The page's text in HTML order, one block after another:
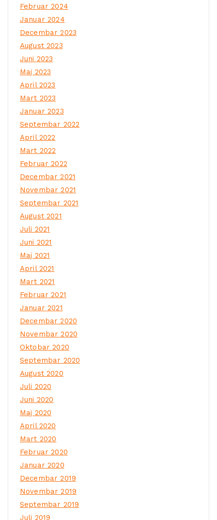
Februar 2024
Januar 2024
Decembar 2023
August 2023
Juni 2023
Maj 2023
April 2023
Mart 2023
Januar 2023
Septembar 2022
April 2022
Mart 2022
Februar 2022
Decembar 2021
Novembar 2021
Septembar 2021
August 2021
Juli 2021
Juni 2021
Maj 2021
April 2021
Mart 2021
Februar 2021
Januar 2021
Decembar 2020
Novembar 2020
Oktobar 2020
Septembar 2020
August 2020
Juli 2020
Juni 2020
Maj 2020
April 2020
Mart 2020
Februar 2020
Januar 2020
Decembar 2019
Novembar 2019
Septembar 2019
Juli 2019